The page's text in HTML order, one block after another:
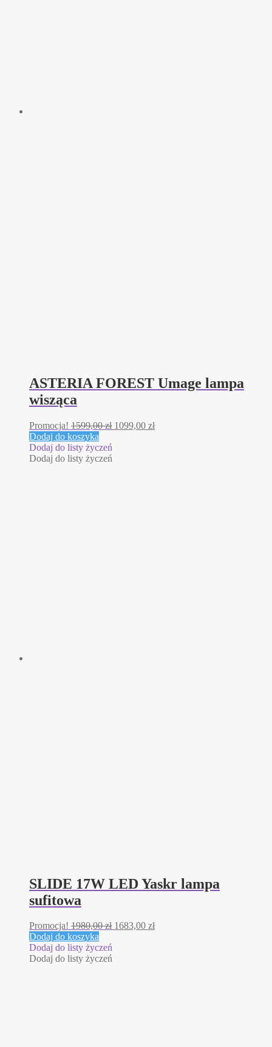
ASTERIA FOREST Umage lampa
wisząca
Promocja! 1599,00zł Pierwotna
1099,00 złAktualna
Dodaj do koszyka
Dodaj do listy życzeń
Dodaj do listy życzeń
SLIDE 17W LED Yaskr lampa
sufitowa
Promocja! 1980,00zł Pierwotna
1683,00 złAktualna
Dodaj do koszyka
Dodaj do listy życzeń
Dodaj do listy życzeń